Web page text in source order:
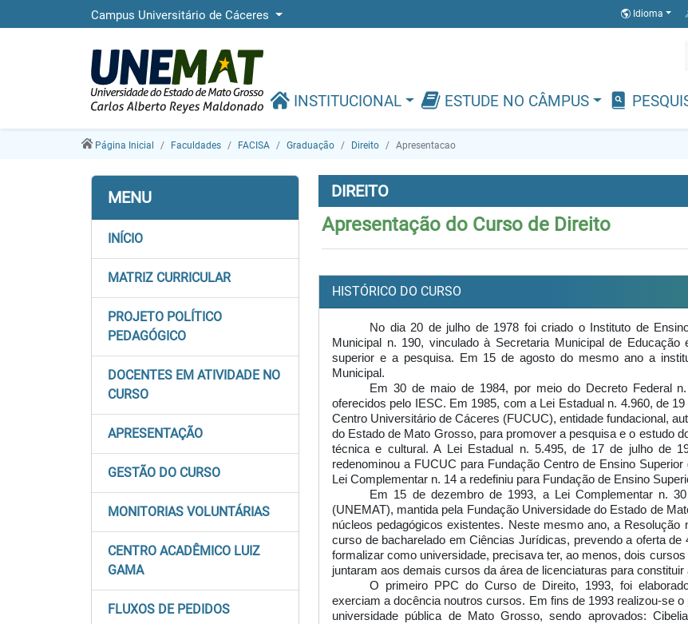
Campus Universitário de Cáceres Idioma
INSTITUCIONAL ESTUDE NO CÂMPUS
Página Inicial Faculdades FACISA Graduação Direito Apresentacao
MENU
INÍCIO
MATRIZ CURRICULAR
PROJETO POLÍTICO
PEDAGÓGICO
DOCENTES EM ATIVIDADE NO
CURSO
APRESENTAÇÃO
GESTÃO DO CURSO
MONITORIAS VOLUNTÁRIAS
CENTRO ACADÊMICO LUIZ
GAMA
FLUXOS DE PEDIDOS
DIREITO
Apresentação do Curso de Direito
HISTÓRICO DO CURSO
No dia 20 de julho de 1978 foi criado o Instituto de
Municipal n. 190, vinculado à Secretaria Municipal de
superior e a pesquisa. Em 15 de agosto do mesmo ano a
Municipal.
Em 30 de maio de 1984, por meio do Decreto Federal
oferecidos pelo IESC. Em 1985, com a Lei Estadual n. 4.960, de
Centro Universitário de Cáceres (FUCUC), entidade fundacional,
do Estado de Mato Grosso, para promover a pesquisa e o estudo
técnica e cultural. A Lei Estadual n. 5.495, de 17 de julho de
redenominou a FUCUC para Fundação Centro de Ensino
Lei Complementar n. 14 a redefiniu para Fundação de Ensino
Em 15 de dezembro de 1993, a Lei Complementar n.
(UNEMAT), mantida pela Fundação Universidade do Estado de
núcleos pedagógicos existentes. Neste mesmo ano, a
curso de bacharelado em Ciências Jurídicas, prevendo a oferta
formalizar como universidade, precisava ter, ao menos, dois
juntaram aos demais cursos da área de licenciaturas para constituir
O primeiro PPC do Curso de Direito, 1993, foi
exerciam a docência noutros cursos. Em fins de 1993 realizou-se
universidade pública de Mato Grosso, sendo aprovados: